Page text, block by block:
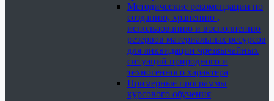
Методические рекомендации по
созданию, хранению ,
использованию и восполнению
резервов материальных ресурсов
для ликвидации чрезвычайных
ситуаций природного и
техногенного характера
Примерные программы
курсового обучения